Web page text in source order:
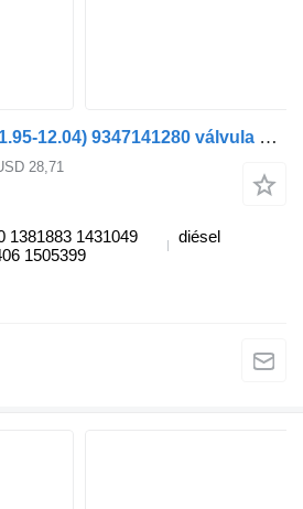
Scania 4-series 94 (01.95-12.04) 9347141280 válvula neumática para Scania 4-series (1995-2006) cabeza tractora
28,71
1381883 1431049
1505399
diésel